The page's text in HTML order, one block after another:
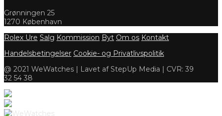
Grønningen 25
1270 København
Rolex Ure Salg Kommission Byt Om os Kontakt
Handelsbetingelser Cookie- og Privatlivspolitik
@ 2021 WeWatches | Lavet af StepUp Media | CVR: 39
32 54 38